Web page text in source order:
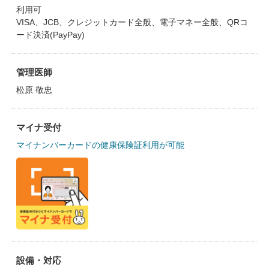
利用可
VISA、JCB、クレジットカード全般、電子マネー全般、QRコ
ード決済(PayPay)
管理医師
松原 敬忠
マイナ受付
マイナンバーカードの健康保険証利用が可能
設備・対応